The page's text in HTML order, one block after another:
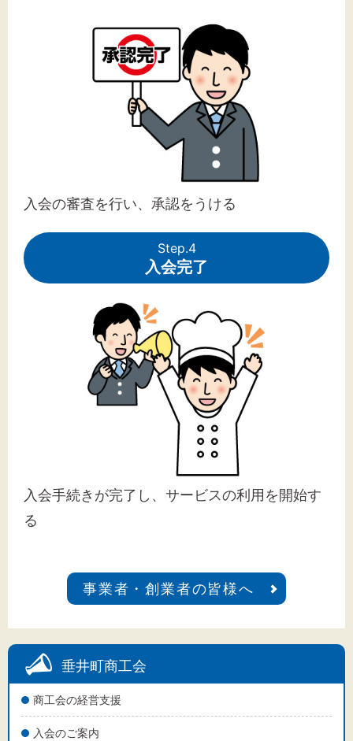
垂井町商工会
商工会の経営支援
入会のご案内
入会の審査を行い、承認をうける
Step.4
入会完了
入会手続きが完了し、サービスの利用を開始す
る
事業者・創業者の皆様へ